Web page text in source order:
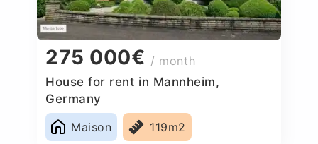
275 000€ / month
House for rent in Mannheim,
Germany
Maison
119m2